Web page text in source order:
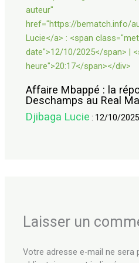
Affaire Mbappé : la
Deschamps au Real
Djibaga Lucie : 12/10/2025
Laisser un
Votre adresse e-mail ne sera